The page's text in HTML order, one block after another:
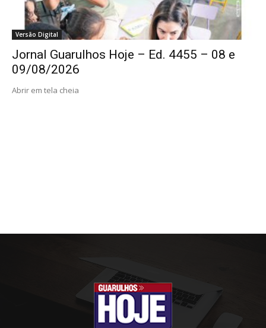
Versão Digital
Jornal Guarulhos Hoje – Ed. 4455 – 08 e
09/08/2026
Abrir em tela cheia